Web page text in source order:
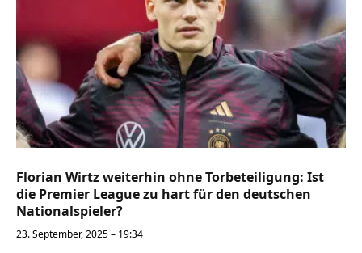
Florian Wirtz weiterhin ohne Torbeteiligung: Ist
die Premier League zu hart für den deutschen
Nationalspieler?
23. September, 2025 – 19:34